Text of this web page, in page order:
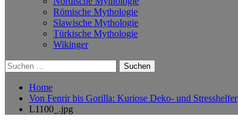
Römische Mythologie
Slawische Mythologie
Türkische Mythologie
Wikinger
Suchen
nach:
Home
Von Fenrir bis Gorilla: Kuriose Deko- und Stresshelfer
L1100_.jpg